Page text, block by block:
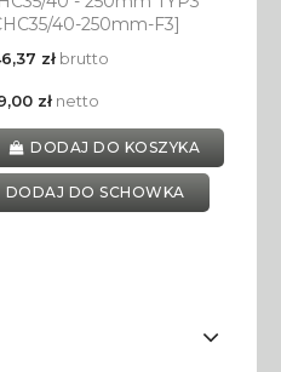
40-250mm-F3]
złbrutto
złnetto
DODAJ DO KOSZYKA
DODAJ DO SCHOWKA